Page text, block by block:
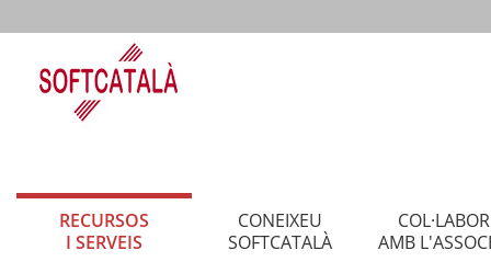
RECURSOS
I SERVEIS
CONEIXEU
SOFTCATALÀ
AMB